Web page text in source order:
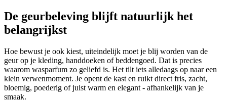
De geurbeleving blijft natuurlijk het
belangrijkst
Hoe bewust je ook kiest, uiteindelijk moet je blij worden van de
geur op je kleding, handdoeken of beddengoed. Dat is precies
waarom wasparfum zo geliefd is. Het tilt iets alledaags op naar een
klein verwenmoment. Je opent de kast en ruikt direct fris, zacht,
bloemig, poederig of juist warm en elegant - afhankelijk van je
smaak.